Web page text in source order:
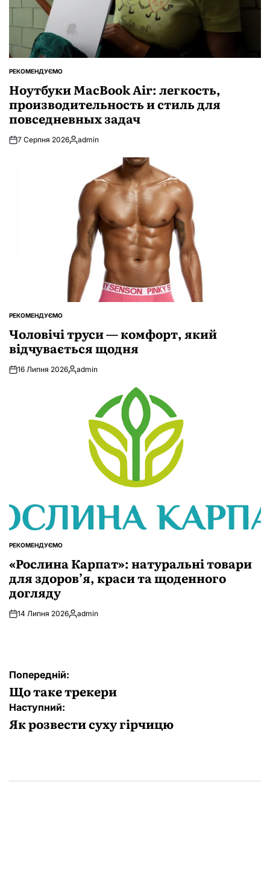
ОПУБЛІКУВАТИ
РЕКОМЕНДУЄМО
Ноутбуки MacBook Air: легкость,
производительность и стиль для
повседневных задач
7 Серпня 2026Опубліковано
admin
ОПУБЛІКУВАТИ
РЕКОМЕНДУЄМО
Чоловічі труси — комфорт, який
відчувається щодня
16 Липня 2026Опубліковано
admin
ОПУБЛІКУВАТИ
РЕКОМЕНДУЄМО
«Рослина Карпат»: натуральні товари
для здоров’я, краси та щоденного
догляду
14 Липня 2026Опубліковано
admin
Навігація
записів
Попередній:
Що таке трекери
Наступний:
Як розвести суху гірчицю